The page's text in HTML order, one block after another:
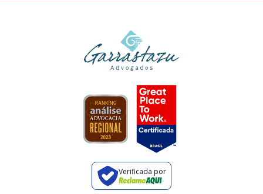
Verificada por